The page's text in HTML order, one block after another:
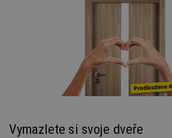
Vymazlete si svoje dveře